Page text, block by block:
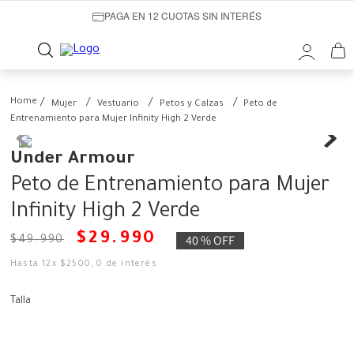
PAGA EN 12 CUOTAS SIN INTERÉS
Mujer Vestuario Petos y Calzas
Peto de
Entrenamiento para Mujer Infinity High 2 Verde
Under Armour
Peto de Entrenamiento para Mujer
Infinity High 2 Verde
$49.990 $ 29 . 990 40 %OFF
Hasta12 x $2500 ,0 de interés
Talla